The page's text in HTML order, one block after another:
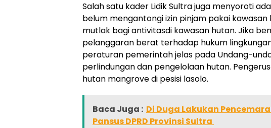
Salah satu kader Lidik Sultra juga menyoroti
belum mengantongi izin pinjam pakai
mutlak bagi antivitasdi kawasan hutan. Jika
pelanggaran berat terhadap hukum
peraturan pemerintah jelas pada Undang-
perlindungan dan pengelolaan hutan.
hutan mangrove di pesisi lasolo.
Baca Juga : Di Duga Lakukan
Pansus DPRD Provinsi Sultra